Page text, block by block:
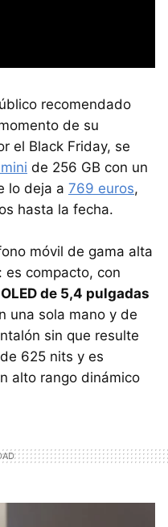
recomendado
de su
el Black Friday, se
de 256 GB con un
lo deja a 769 euros,
hasta la fecha.
móvil de gama alta
es compacto, con
de 5,4 pulgadas
una sola mano y de
sin que resulte
625 nits y es
alto rango dinámico